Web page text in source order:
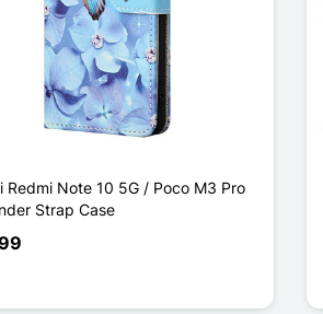
Redmi Note 10 5G / Poco M3 Pro
Strap Case